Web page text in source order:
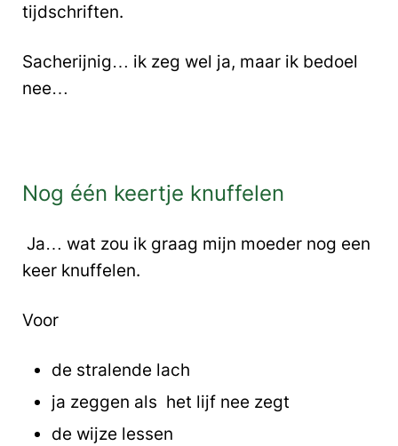
tijdschriften.
Sacherijnig… ik zeg wel ja, maar ik bedoel
nee…
Nog één keertje knuffelen
Ja… wat zou ik graag mijn moeder nog een
keer knuffelen.
Voor
de stralende lach
ja zeggen als het lijf nee zegt
de wijze lessen